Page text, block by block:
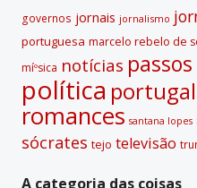
governos jornais jornalismo
portuguesa marcelo rebelo de
míºsica notí­cias
polí­tica portugal
romances santana lopes
sócrates tejo televisão
A categoria das coisas